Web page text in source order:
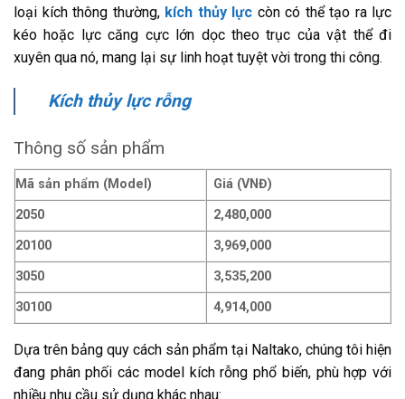
loại kích thông thường, kích thủy lực còn có thể tạo ra lực
kéo hoặc lực căng cực lớn dọc theo trục của vật thể đi
xuyên qua nó, mang lại sự linh hoạt tuyệt vời trong thi công.
Kích thủy lực rỗng
Thông số sản phẩm
Mã sản phẩm (Model)
Giá (VNĐ)
2050
2,480,000
20100
3,969,000
3050
3,535,200
30100
4,914,000
Dựa trên bảng quy cách sản phẩm tại Naltako, chúng tôi hiện
đang phân phối các model kích rỗng phổ biến, phù hợp với
nhiều nhu cầu sử dụng khác nhau: